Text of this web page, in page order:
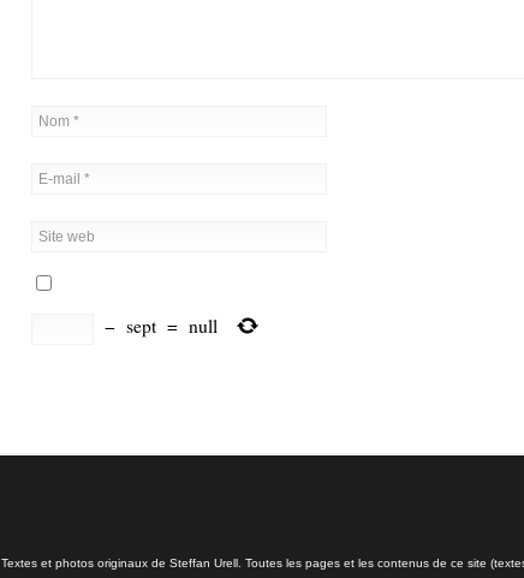
− sept = null
Textes et photos originaux de Steffan Urell. Toutes les pages et les contenus de ce site